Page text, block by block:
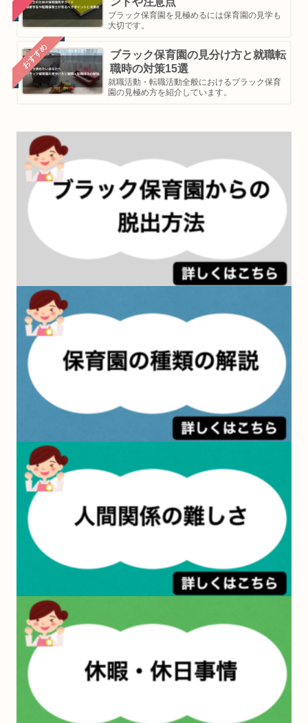
ブラック保育園を見極めるには保育園の見学も
大切です。
おすすめ
ブラック保育園の見分け方と就職転
職時の対策15選
就職活動・転職活動全般におけるブラック保育
園の見極め方を紹介しています。